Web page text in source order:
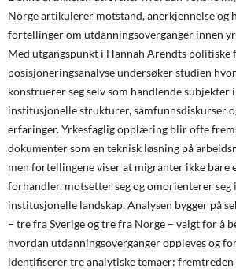
Norge artikulerer motstand, anerkjennelse og
fortellinger om utdanningsoverganger innen
Med utgangspunkt i Hannah Arendts politiske
posisjoneringsanalyse undersøker studien
konstruerer seg selv som handlende subjekter
institusjonelle strukturer, samfunnsdiskurser
erfaringer. Yrkesfaglig opplæring blir ofte
dokumenter som en teknisk løsning på
men fortellingene viser at migranter ikke bare
forhandler, motsetter seg og omorienterer seg
institusjonelle landskap. Analysen bygger på
– tre fra Sverige og tre fra Norge – valgt for å
hvordan utdanningsoverganger oppleves og
identifiserer tre analytiske temaer: